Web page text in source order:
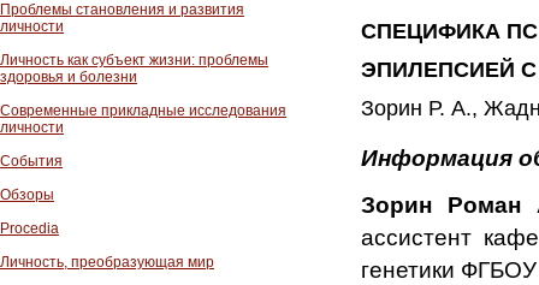
Проблемы становления и развития
личности
Личность как субъект жизни: проблемы
здоровья и болезни
Современные прикладные исследования
личности
События
Обзоры
Procedia
Личность, преобразующая мир
СПЕЦИФИКА
ЭПИЛЕПСИЕЙ
Зорин Р. А.,
Информация
Зорин Роман
ассистент
генетики